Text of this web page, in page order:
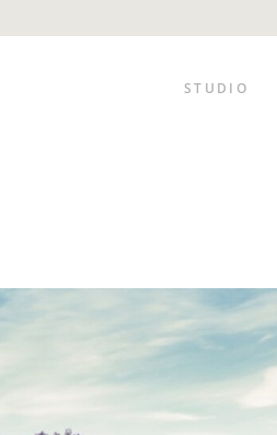
STUDIO